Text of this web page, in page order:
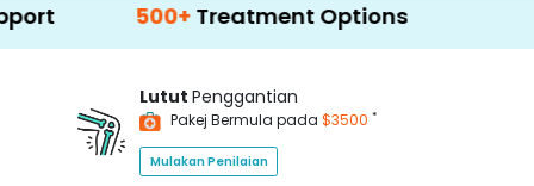
500+ Treatment Options
Lutut Penggantian
Pakej Bermula pada $3500 *
Mulakan Penilaian